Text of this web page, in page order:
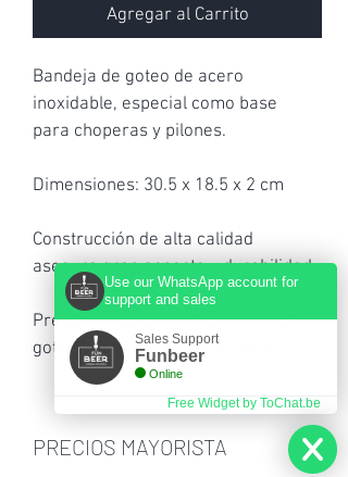
Agregar al Carrito
Bandeja de goteo de acero
inoxidable, especial como base
para choperas y pilones.
Dimensiones: 30.5 x 18.5 x 2 cm
Construcción de alta calidad
asegura gran aspecto y durabilidad.
Precio asequible, esta bandeja de
goteo representa un gran valor.
PRECIOS MAYORISTA
Use our WhatsApp account for
support and sales
Sales Support
Funbeer
Online
Free Widget by ToChat.be